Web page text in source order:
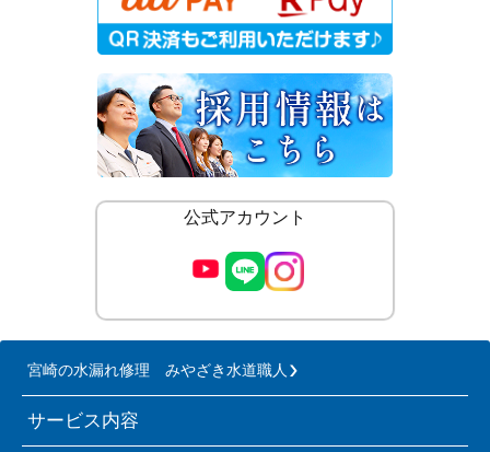
公式アカウント
宮崎の水漏れ修理 みやざき水道職人
サービス内容